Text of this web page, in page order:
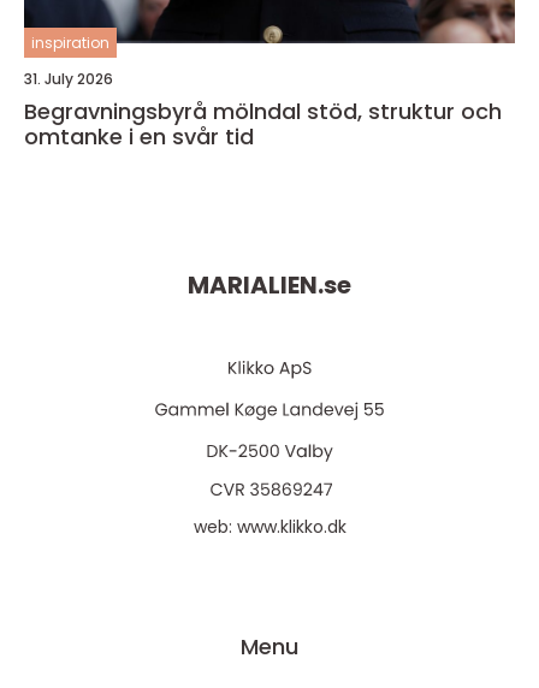
inspiration
31. July 2026
Begravningsbyrå mölndal stöd, struktur och
omtanke i en svår tid
MARIALIEN.se
web: www.klikko.dk
Menu